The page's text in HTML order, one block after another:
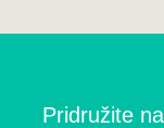
Pridružite